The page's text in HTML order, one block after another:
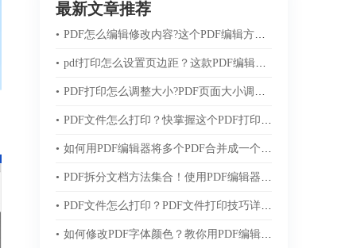
最新文章推荐
• PDF怎么编辑修改内容?这个PDF编辑方法超简单！
• pdf打印怎么设置页边距？这款PDF编辑器帮您轻松搞定！
• PDF打印怎么调整大小?PDF页面大小调整方法集合！
• PDF文件怎么打印？快掌握这个PDF打印技巧！
• 如何用PDF编辑器将多个PDF合并成一个文件？
• PDF拆分文档方法集合！使用PDF编辑器快速搞定！
• PDF文件怎么打印？PDF文件打印技巧详解！
• 如何修改PDF字体颜色？教你用PDF编辑器修改字体颜色！